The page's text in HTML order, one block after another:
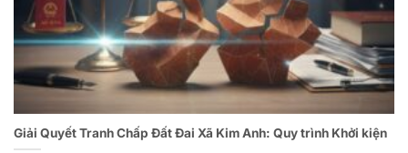
Giải Quyết Tranh Chấp Đất Đai Xã Kim Anh: Quy trình Khởi kiện